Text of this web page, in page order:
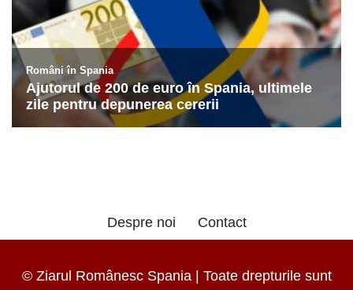
Despre noi Contact
© Ziarul Românesc Spania | Toate drepturile sunt